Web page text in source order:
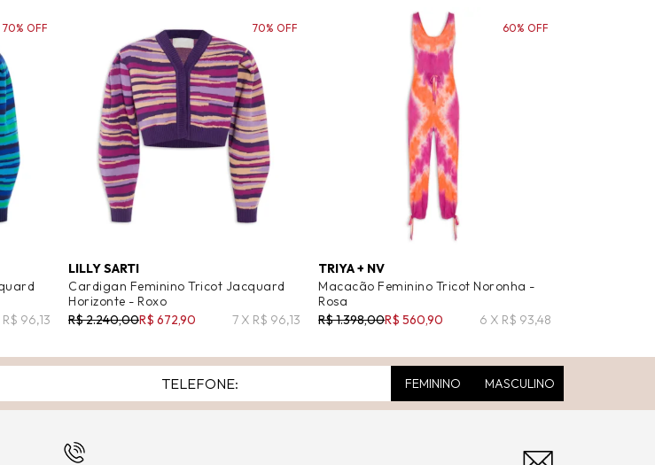
96,13
70% OFF
LILLY SARTI
Cardigan Feminino Tricot Jacquard
Horizonte - Roxo
R$ 2.240,00R$ 672,90 7 X R$ 96,13
70% OFF
TRIYA + NV
Macacão Feminino Tricot Noronha -
Rosa
R$ 1.398,00R$ 560,90 6 X R$ 93,48
60% OFF
FEMININO MASCULINO